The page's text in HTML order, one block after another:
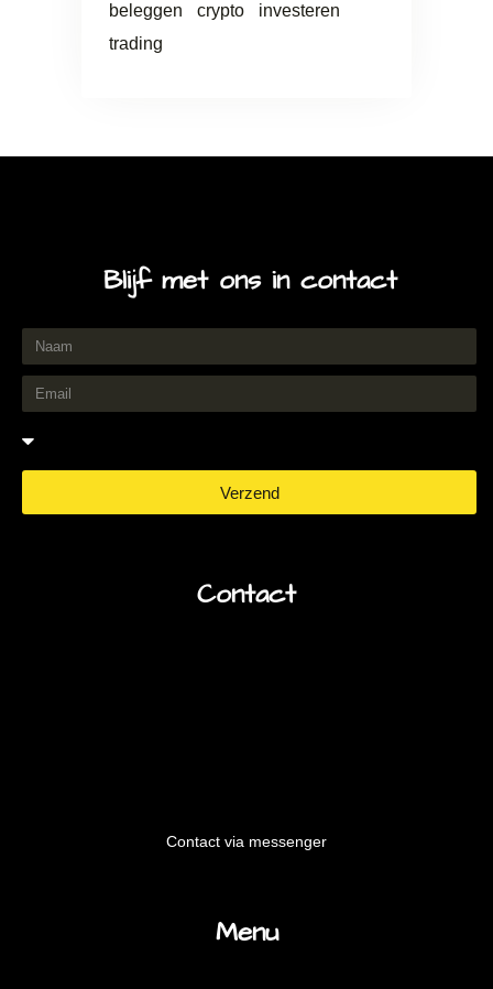
beleggen crypto
investeren
trading
Blijf met ons in contact
Verzend
Contact
Contact via messenger
Menu